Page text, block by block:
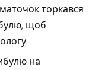
торкався
щоб
на